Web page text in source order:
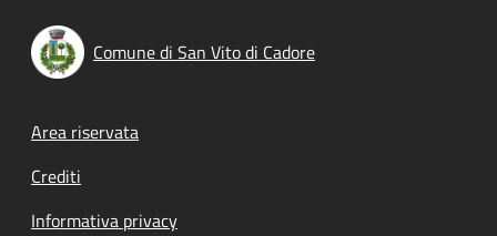
Comune di San Vito di Cadore
Footer menu
Area riservata
Crediti
Informativa privacy